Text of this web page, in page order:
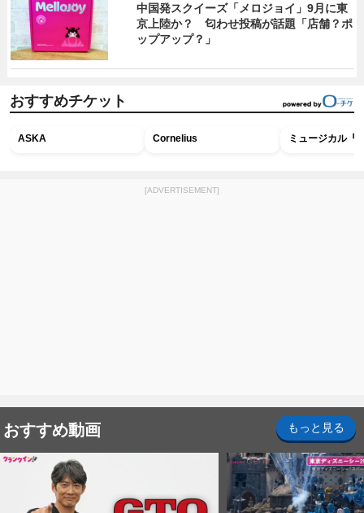
中国発スクイーズ「メロジョイ」9月に東
京上陸か？ 匂わせ投稿が話題「店舗？ポ
ップアップ？」
おすすめチケット
ASKA Cornelius ミュージカル『
[ADVERTISEMENT]
おすすめ動画 もっと見る